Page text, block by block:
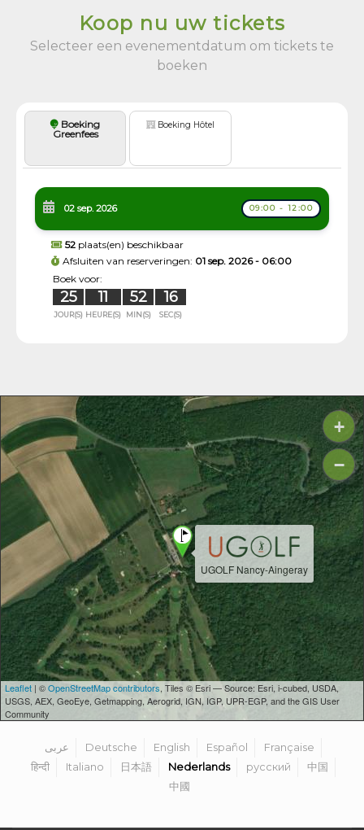
Koop nu uw tickets
Selecteer een evenementdatum om tickets te
boeken
Boeking
Greenfees
Boeking Hôtel
02 sep. 2026 09:00 - 12:00
52 plaats(en) beschikbaar
Afsluiten van reserveringen: 01 sep. 2026 - 06:00
Boek voor:
25 11 52 15
JOUR(S) HEURE(S) MIN(S) SEC(S)
UGOLF Nancy-Aingeray
+
−
Leaflet | ©OpenStreetMap contributors , Tiles © Esri — Source: Esri, i-cubed, USDA,
USGS, AEX, GeoEye, Getmapping, Aerogrid, IGN, IGP, UPR-EGP, and the GIS User
Community
عربى Deutsche English Español
Française
हिन्दी
Italiano 日本語 Nederlands русский
中国
中國